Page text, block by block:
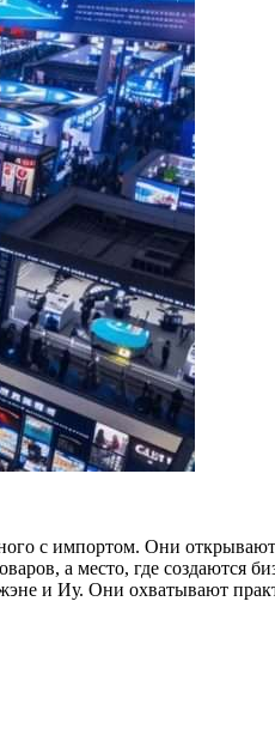
с импортом. Они
а место, где создаются
и Иу. Они охватывают